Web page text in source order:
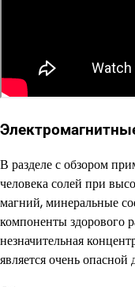
В разделе с обзором
человека солей при
магний, минеральные
компоненты здорового
незначительная
является очень опасной